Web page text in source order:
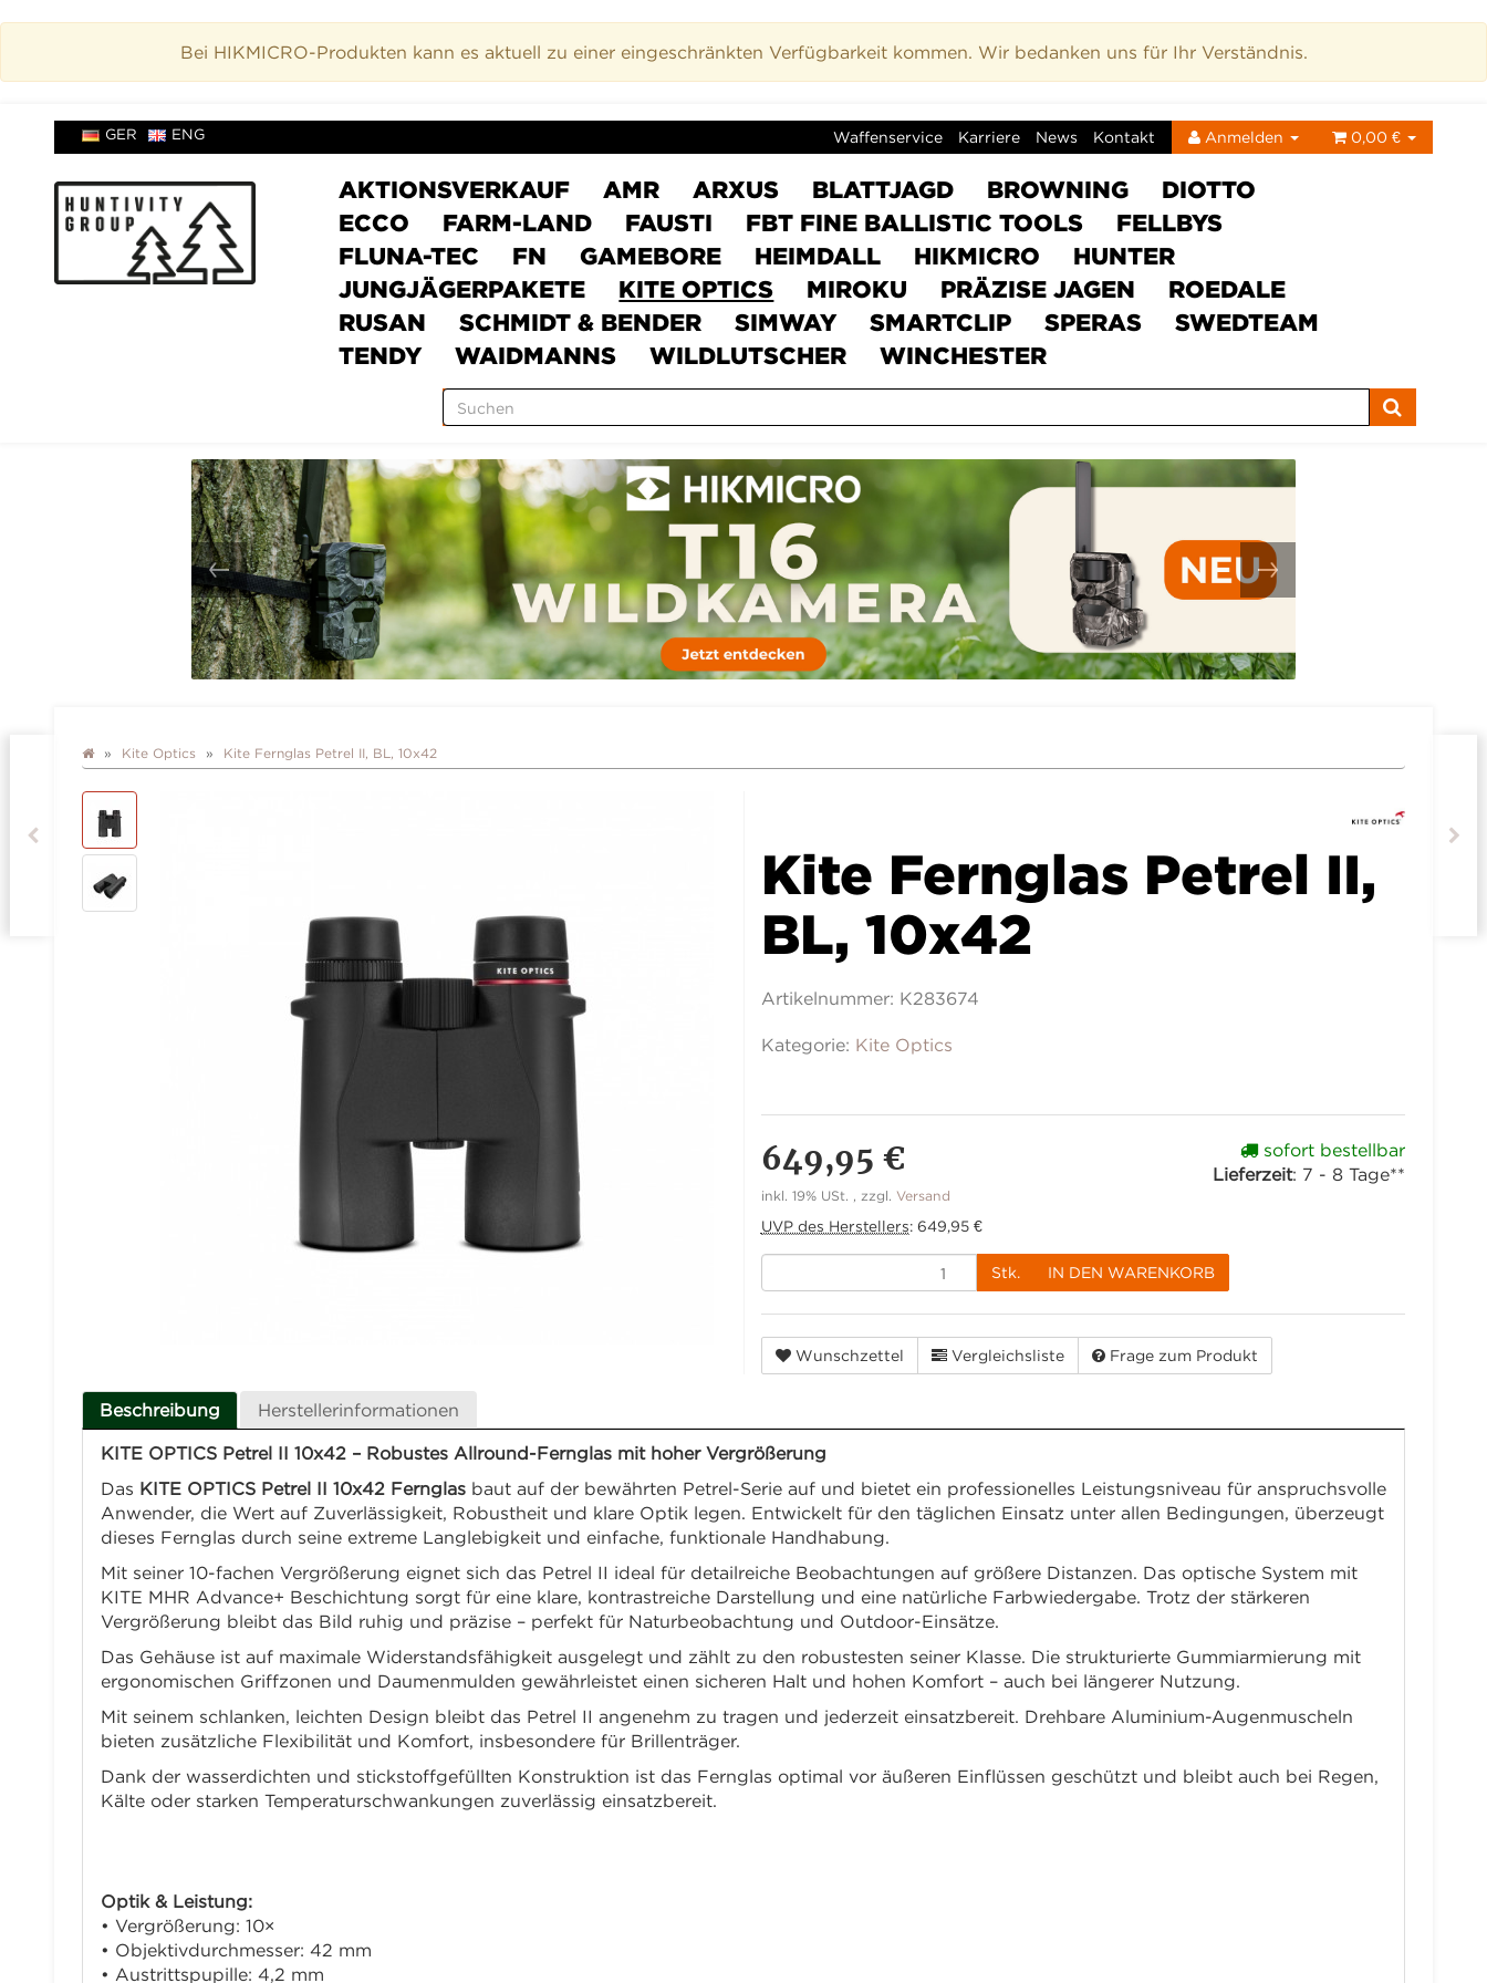
Bei HIKMICRO-Produkten kann es aktuell zu einer eingeschränkten Verfügbarkeit kommen. Wir bedanken uns für Ihr Verständnis.
GER ENG Waffenservice Karriere News Kontakt Anmelden 0,00 €
AKTIONSVERKAUF AMR ARXUS BLATTJAGD BROWNING
DIOTTO
ECCO
FARM-LAND FAUSTI FBT FINE BALLISTIC TOOLS
FELLBYS
FLUNA-TEC
FN GAMEBORE HEIMDALL HIKMICRO
HUNTER
JUNGJÄGERPAKETE
KITE OPTICS MIROKU PRÄZISE JAGEN
ROEDALE
RUSAN
SCHMIDT & BENDER SIMWAY SMARTCLIP SPERAS
SWEDTEAM
TENDY
WAIDMANNS WILDLUTSCHER WINCHESTER
Kite Optics Kite Fernglas Petrel II, BL, 10x42
Kite Fernglas Petrel II,
BL, 10x42
Artikelnummer: K283674
Kategorie: Kite Optics
649,95 €
inkl. 19% USt. , zzgl. Versand
UVP des Herstellers: 649,95 €
sofort bestellbar
Lieferzeit: 7 - 8 Tage**
Stk. IN DEN WARENKORB
Wunschzettel Vergleichsliste Frage zum Produkt
Beschreibung Herstellerinformationen
KITE OPTICS Petrel II 10x42 – Robustes Allround-Fernglas mit hoher Vergrößerung
Das KITE OPTICS Petrel II 10x42 Fernglasbaut auf der bewährten Petrel-Serie auf und bietet ein professionelles Leistungsniveau für anspruchsvolle
Anwender, die Wert auf Zuverlässigkeit, Robustheit und klare Optik legen. Entwickelt für den täglichen Einsatz unter allen Bedingungen, überzeugt
dieses Fernglas durch seine extreme Langlebigkeit und einfache, funktionale Handhabung.
Mit seiner 10-fachen Vergrößerung eignet sich das Petrel II ideal für detailreiche Beobachtungen auf größere Distanzen. Das optische System mit
KITE MHR Advance+ Beschichtung sorgt für eine klare, kontrastreiche Darstellung und eine natürliche Farbwiedergabe. Trotz der stärkeren
Vergrößerung bleibt das Bild ruhig und präzise – perfekt für Naturbeobachtung und Outdoor-Einsätze.
Das Gehäuse ist auf maximale Widerstandsfähigkeit ausgelegt und zählt zu den robustesten seiner Klasse. Die strukturierte Gummiarmierung mit
ergonomischen Griffzonen und Daumenmulden gewährleistet einen sicheren Halt und hohen Komfort – auch bei längerer Nutzung.
Mit seinem schlanken, leichten Design bleibt das Petrel II angenehm zu tragen und jederzeit einsatzbereit. Drehbare Aluminium-Augenmuscheln
bieten zusätzliche Flexibilität und Komfort, insbesondere für Brillenträger.
Dank der wasserdichten und stickstoffgefüllten Konstruktion ist das Fernglas optimal vor äußeren Einflüssen geschützt und bleibt auch bei Regen,
Kälte oder starken Temperaturschwankungen zuverlässig einsatzbereit.
Optik & Leistung:
• Vergrößerung: 10×
• Objektivdurchmesser: 42 mm
• Austrittspupille: 4,2 mm